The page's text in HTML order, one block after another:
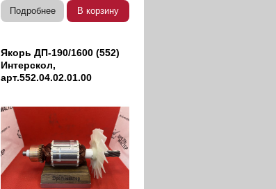
Подробнее В корзину
Якорь ДП-190/1600 (552)
Интерскол,
арт.552.04.02.01.00